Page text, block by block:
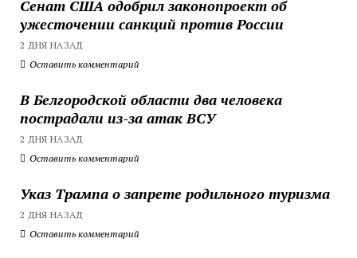
Сенат США одобрил законопроект об
ужесточении санкций против России
2 ДНЯ НАЗАД
Оставить комментарий
В Белгородской области два человека
пострадали из-за атак ВСУ
2 ДНЯ НАЗАД
Оставить комментарий
Указ Трампа о запрете родильного туризма
2 ДНЯ НАЗАД
Оставить комментарий